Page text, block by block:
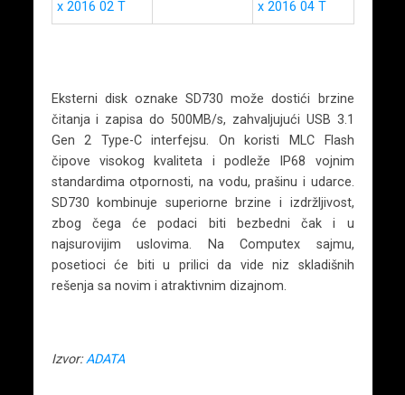
Eksterni disk oznake SD730 može dostići brzine
čitanja i zapisa do 500MB/s, zahvaljujući USB 3.1
Gen 2 Type-C interfejsu. On koristi MLC Flash
čipove visokog kvaliteta i podleže IP68 vojnim
standardima otpornosti, na vodu, prašinu i udarce.
SD730 kombinuje superiorne brzine i izdržljivost,
zbog čega će podaci biti bezbedni čak i u
najsurovijim uslovima. Na Computex sajmu,
posetioci će biti u prilici da vide niz skladišnih
rešenja sa novim i atraktivnim dizajnom.
Izvor:ADATA